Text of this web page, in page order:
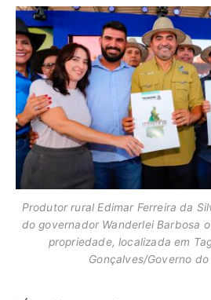
Produtor rural Edimar Ferreira da
do governador Wanderlei Barbosa
propriedade, localizada em
Gonçalves/Governo